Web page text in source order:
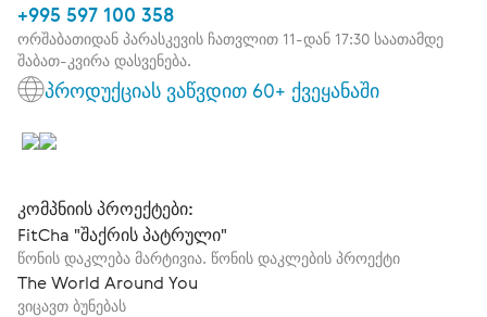
+995 597 100 358
ორშაბათიდან პარასკევის ჩათვლით 11-დან 17:30 საათამდე
შაბათ-კვირა დასვენება.
პროდუქციას ვაწვდით 60+ ქვეყანაში
კომპნიის პროექტები:
FitCha "შაქრის პატრული"
წონის დაკლება მარტივია. წონის დაკლების პროექტი
The World Around You
ვიცავთ ბუნებას